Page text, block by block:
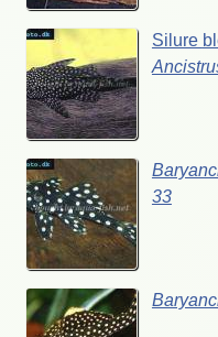
Silure
33